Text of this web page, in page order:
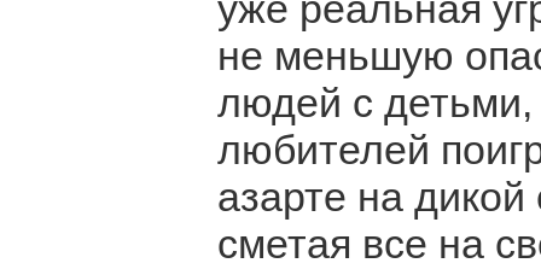
не меньшую
людей с детьми,
любителей
азарте на
сметая все на